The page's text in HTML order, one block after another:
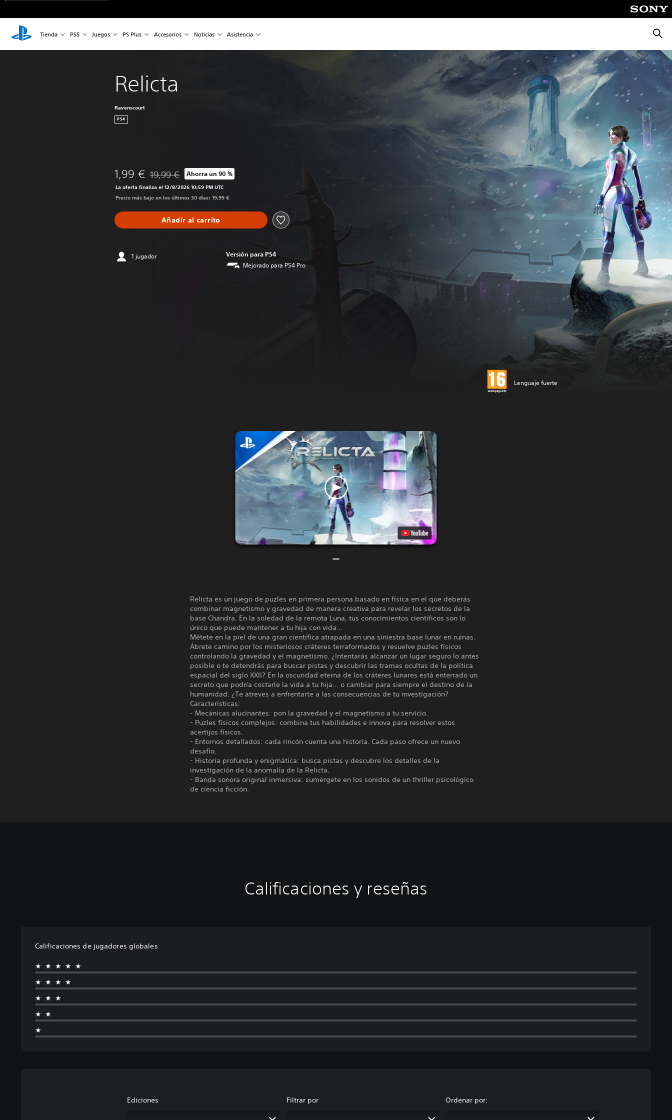
Tienda PS5 Juegos PS Plus Accesorios Noticias Asistencia
Relicta
Ravenscourt
PS4
1,99 € Rebajado del precio original de 19,99 €
19,99 € Ahorra un 90 %
La oferta finaliza el 12/8/2026 10:59 PM UTC
Precio más bajo en los últimos 30 días: 19,99 €
Añadir al carrito
1 jugador Versión para PS4
Mejorado para PS4 Pro
Lenguaje fuerte
Relicta es un juego de puzles en primera persona basado en física en el que deberás
combinar magnetismo y gravedad de manera creativa para revelar los secretos de la
base Chandra. En la soledad de la remota Luna, tus conocimientos científicos son lo
único que puede mantener a tu hija con vida…
Métete en la piel de una gran científica atrapada en una siniestra base lunar en ruinas.
Ábrete camino por los misteriosos cráteres terraformados y resuelve puzles físicos
controlando la gravedad y el magnetismo. ¿Intentarás alcanzar un lugar seguro lo antes
posible o te detendrás para buscar pistas y descubrir las tramas ocultas de la política
espacial del siglo XXII? En la oscuridad eterna de los cráteres lunares está enterrado un
secreto que podría costarle la vida a tu hija… o cambiar para siempre el destino de la
humanidad. ¿Te atreves a enfrentarte a las consecuencias de tu investigación?
Características:
- Mecánicas alucinantes: pon la gravedad y el magnetismo a tu servicio.
- Puzles físicos complejos: combina tus habilidades e innova para resolver estos
acertijos físicos.
- Entornos detallados: cada rincón cuenta una historia. Cada paso ofrece un nuevo
desafío.
- Historia profunda y enigmática: busca pistas y descubre los detalles de la
investigación de la anomalía de la Relicta.
- Banda sonora original inmersiva: sumérgete en los sonidos de un thriller psicológico
de ciencia ficción.
Calificaciones y reseñas
Calificaciones de jugadores globales
★★★★★
★★★★
★★★
★★
★
Ediciones Filtrar por Ordenar por: